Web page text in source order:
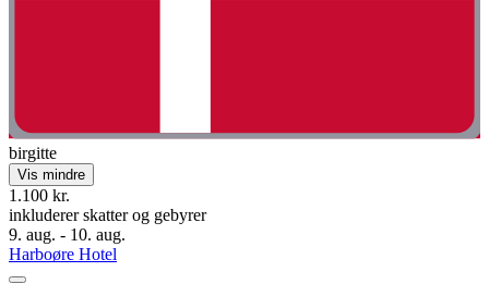
birgitte
Vis mindre
1.100 kr.
inkluderer skatter og gebyrer
9. aug. - 10. aug.
Harboøre Hotel